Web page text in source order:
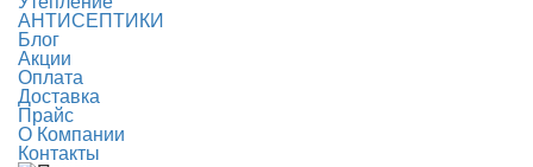
АНТИСЕПТИКИ
Блог
Акции
Оплата
Доставка
Прайс
О Компании
Контакты